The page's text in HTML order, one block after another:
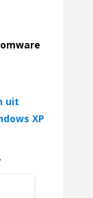
uit
XP